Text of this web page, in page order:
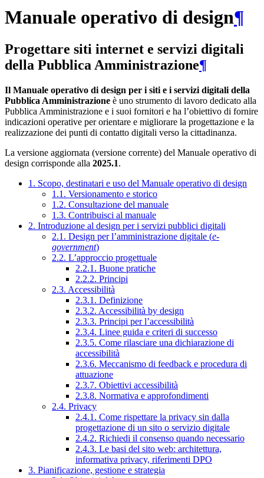
Manuale operativo di design¶
Progettare siti internet e servizi digitali
della Pubblica Amministrazione¶
Il Manuale operativo di design per i siti e i servizi digitali della
Pubblica Amministrazione è uno strumento di lavoro dedicato alla
Pubblica Amministrazione e i suoi fornitori e ha l’obiettivo di fornire
indicazioni operative per orientare e migliorare la progettazione e la
realizzazione dei punti di contatto digitali verso la cittadinanza.
La versione aggiornata (versione corrente) del Manuale operativo di
design corrisponde alla 2025.1.
1. Scopo, destinatari e uso del Manuale operativo di design
1.1. Versionamento e storico
1.2. Consultazione del manuale
1.3. Contribuisci al manuale
2. Introduzione al design per i servizi pubblici digitali
2.1. Design per l’amministrazione digitale (e-
government)
2.2. L’approccio progettuale
2.2.1. Buone pratiche
2.2.2. Principi
2.3. Accessibilità
2.3.1. Definizione
2.3.2. Accessibilità by design
2.3.3. Principi per l’accessibilità
2.3.4. Linee guida e criteri di successo
2.3.5. Come rilasciare una dichiarazione di
accessibilità
2.3.6. Meccanismo di feedback e procedura di
attuazione
2.3.7. Obiettivi accessibilità
2.3.8. Normativa e approfondimenti
2.4. Privacy
2.4.1. Come rispettare la privacy sin dalla
progettazione di un sito o servizio digitale
2.4.2. Richiedi il consenso quando necessario
2.4.3. Le basi del sito web: architettura,
informativa privacy, riferimenti DPO
3. Pianificazione, gestione e strategia